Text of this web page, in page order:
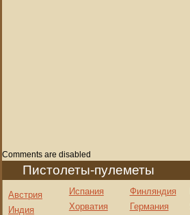
Comments are disabled
Пистолеты-пулеметы
Австрия
Индия
Испания
Хорватия
Финляндия
Германия